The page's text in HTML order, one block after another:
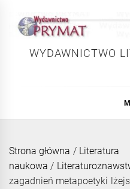
content
WYDAWNICTWO
Strona główna / Literatura
naukowa /
zagadnień metapoetyki